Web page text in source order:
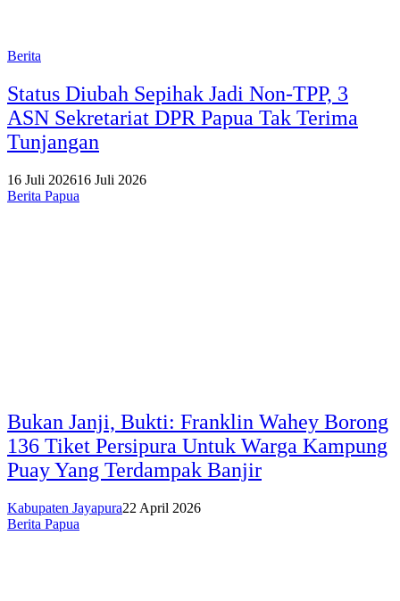
Berita
Status Diubah Sepihak Jadi Non-TPP, 3
ASN Sekretariat DPR Papua Tak Terima
Tunjangan
16 Juli 202616 Juli 2026
Berita Papua
Bukan Janji, Bukti: Franklin Wahey Borong
136 Tiket Persipura Untuk Warga Kampung
Puay Yang Terdampak Banjir
Kabupaten Jayapura22 April 2026
Berita Papua